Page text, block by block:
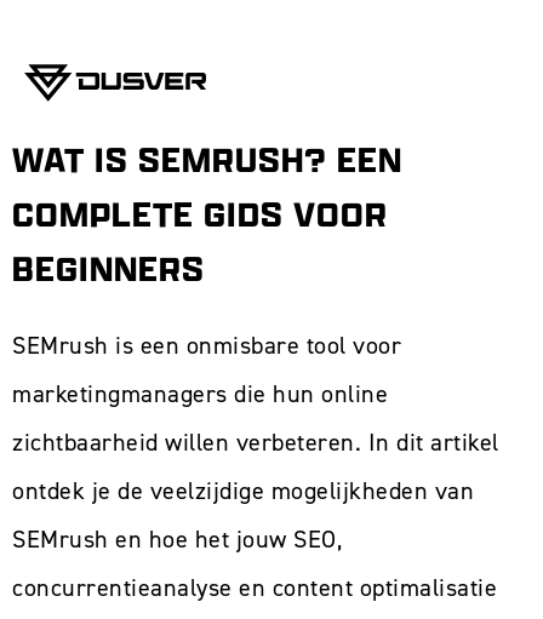
WAT IS SEMRUSH? EEN
COMPLETE GIDS VOOR
BEGINNERS
SEMrush is een onmisbare tool voor
marketingmanagers die hun online
zichtbaarheid willen verbeteren. In dit artikel
ontdek je de veelzijdige mogelijkheden van
SEMrush en hoe het jouw SEO,
concurrentieanalyse en content optimalisatie